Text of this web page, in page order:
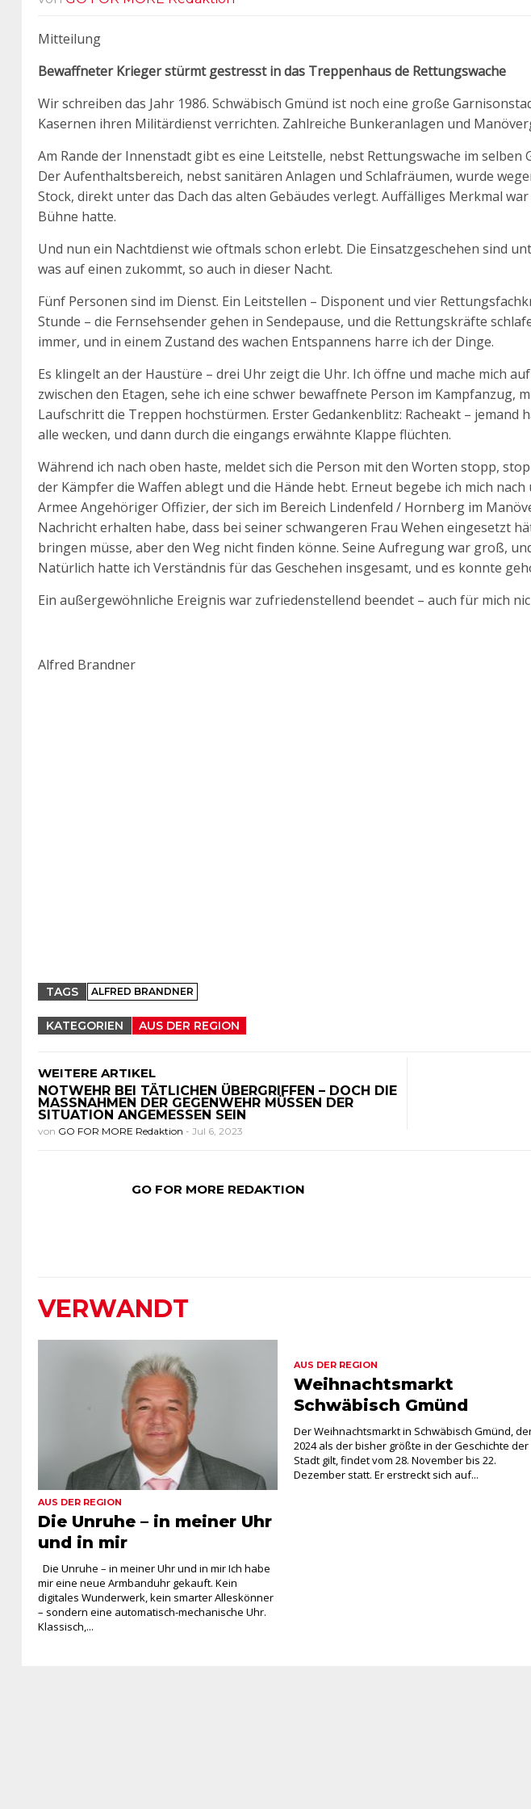
Mitteilung
Bewaffneter Krieger stürmt gestresst in das Treppenhaus de Rettungswache
Wir schreiben das Jahr 1986. Schwäbisch Gmünd ist noch eine große
Kasernen ihren Militärdienst verrichten. Zahlreiche Bunkeranlagen und
Am Rande der Innenstadt gibt es eine Leitstelle, nebst Rettungswache im selben
Der Aufenthaltsbereich, nebst sanitären Anlagen und Schlafräumen, wurde
Stock, direkt unter das Dach das alten Gebäudes verlegt. Auffälliges Merkmal
Bühne hatte.
Und nun ein Nachtdienst wie oftmals schon erlebt. Die Einsatzgeschehen sind
was auf einen zukommt, so auch in dieser Nacht.
Fünf Personen sind im Dienst. Ein Leitstellen – Disponent und vier
Stunde – die Fernsehsender gehen in Sendepause, und die Rettungskräfte
immer, und in einem Zustand des wachen Entspannens harre ich der Dinge.
Es klingelt an der Haustüre – drei Uhr zeigt die Uhr. Ich öffne und mache mich
zwischen den Etagen, sehe ich eine schwer bewaffnete Person im Kampfanzug,
Laufschritt die Treppen hochstürmen. Erster Gedankenblitz: Racheakt – jemand
alle wecken, und dann durch die eingangs erwähnte Klappe flüchten.
Während ich nach oben haste, meldet sich die Person mit den Worten stopp,
der Kämpfer die Waffen ablegt und die Hände hebt. Erneut begebe ich mich
Armee Angehöriger Offizier, der sich im Bereich Lindenfeld / Hornberg im
Nachricht erhalten habe, dass bei seiner schwangeren Frau Wehen eingesetzt
bringen müsse, aber den Weg nicht finden könne. Seine Aufregung war groß,
Natürlich hatte ich Verständnis für das Geschehen insgesamt, und es konnte
Ein außergewöhnliche Ereignis war zufriedenstellend beendet – auch für mich
Alfred Brandner
TAGS ALFRED BRANDNER
KATEGORIEN AUS DER REGION
WEITERE ARTIKEL
NOTWEHR BEI TÄTLICHEN ÜBERGRIFFEN – DOCH DIE
MASSNAHMEN DER GEGENWEHR MÜSSEN DER S
ITUATION ANGEMESSEN SEIN
von GO FOR MORE Redaktion - Jul 6, 2023
GO FOR MORE REDAKTION
VERWANDT
AUS DER REGION
Die Unruhe – in meiner Uhr
und in mir
Die Unruhe – in meiner Uhr und in mir Ich habe
mir eine neue Armbanduhr gekauft. Kein
digitales Wunderwerk, kein smarter Alleskönner
– sondern eine automatisch-mechanische Uhr.
Klassisch,...
AUS DER REGION
Weihnachtsmarkt
Schwäbisch Gmünd
Der Weihnachtsmarkt in Schwäbisch Gmünd,
2024 als der bisher größte in der Geschichte der
Stadt gilt, findet vom 28. November bis 22.
Dezember statt. Er erstreckt sich auf...